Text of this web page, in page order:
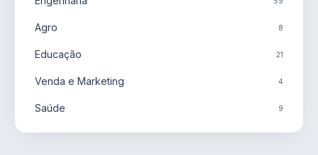
Agro 8
Educação 21
Venda e Marketing 4
Saúde 9